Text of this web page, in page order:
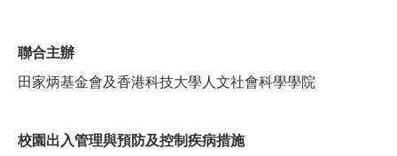
聯合主辦
田家炳基金會及香港科技大學人文社會科學學院
校園出入管理與預防及控制疾病措施